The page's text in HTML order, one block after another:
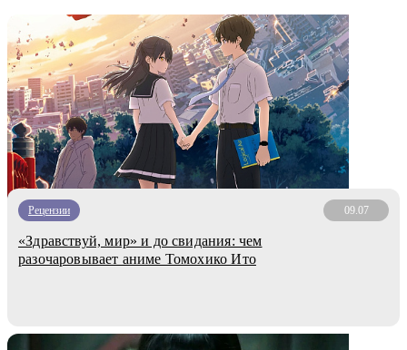
Рецензии 09.07
«Здравствуй, мир» и до свидания: чем
разочаровывает аниме Томохико Ито